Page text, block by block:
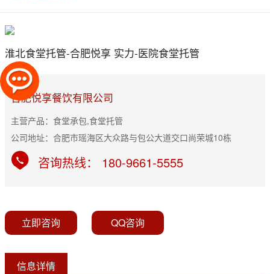
淮北食堂托管-合肥悦享 实力-医院食堂托管
合肥悦享餐饮有限公司
主营产品：食堂承包,食堂托管
公司地址：合肥市瑶海区大众路与包公大道交口尚荣城10栋
咨询热线： 180-9661-5555
立即咨询 QQ咨询
信息详情